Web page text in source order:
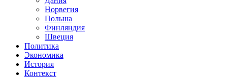
Норвегия
Польша
Финляндия
Швеция
Политика
Экономика
История
Контекст